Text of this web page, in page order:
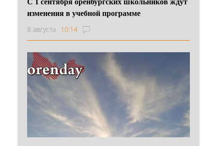
изменения в учебной программе
8 августа 10:14